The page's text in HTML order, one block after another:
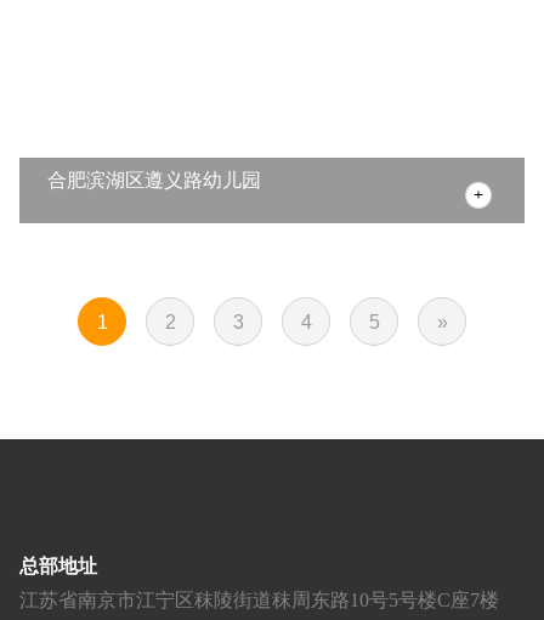
合肥滨湖区遵义路幼儿园
1 2 3 4 5 »
总部地址
江苏省南京市江宁区秣陵街道秣周东路10号5号楼C座7楼